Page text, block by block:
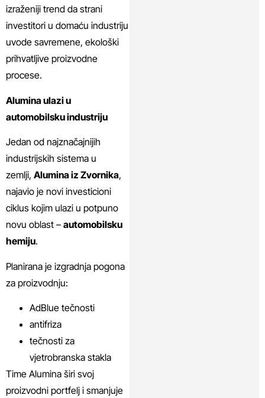
izraženiji trend da strani
investitori u domaću industriju
uvode savremene, ekološki
prihvatljive proizvodne
procese.
Alumina ulazi u
automobilsku industriju
Jedan od najznačajnijih
industrijskih sistema u
zemlji, Alumina iz Zvornika,
najavio je novi investicioni
ciklus kojim ulazi u potpuno
novu oblast – automobilsku
hemiju.
Planirana je izgradnja pogona
za proizvodnju:
AdBlue tečnosti
antifriza
tečnosti za
vjetrobranska stakla
Time Alumina širi svoj
proizvodni portfelj i smanjuje